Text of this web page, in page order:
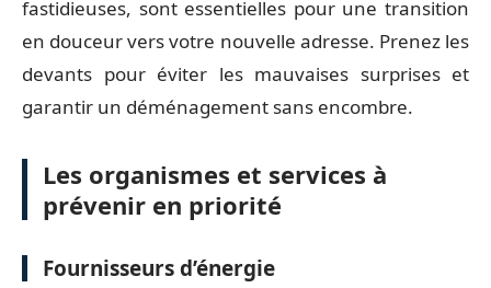
fastidieuses, sont essentielles pour une transition
en douceur vers votre nouvelle adresse. Prenez les
devants pour éviter les mauvaises surprises et
garantir un déménagement sans encombre.
Les organismes et services à
prévenir en priorité
Fournisseurs d’énergie